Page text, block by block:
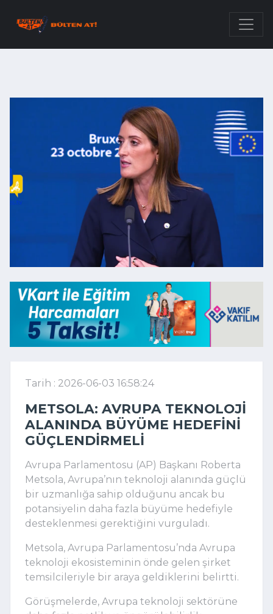
Tarih : 2026-06-03 16:58:24
METSOLA: AVRUPA TEKNOLOJI
ALANINDA BÜYÜME HEDEFINI
GÜÇLENDIRMELI
Avrupa Parlamentosu (AP) Başkanı Roberta
Metsola, Avrupa’nın teknoloji alanında güçlü
bir uzmanlığa sahip olduğunu ancak bu
potansiyelin daha fazla büyüme hedefiyle
desteklenmesi gerektiğini vurguladı.
Metsola, Avrupa Parlamentosu’nda Avrupa
teknoloji ekosisteminin önde gelen şirket
temsilcileriyle bir araya geldiklerini belirtti.
Görüşmelerde, Avrupa teknoloji sektörüne